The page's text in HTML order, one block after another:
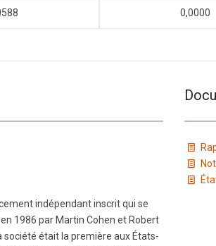
0,0000
indépendant inscrit qui se
1986 par Martin Cohen et Robert
société était la première aux États-